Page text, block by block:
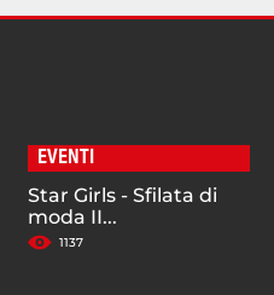
EVENTI
Star Girls - Sfilata di
moda II...
1137